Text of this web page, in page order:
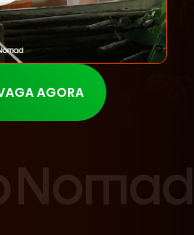
AGORA